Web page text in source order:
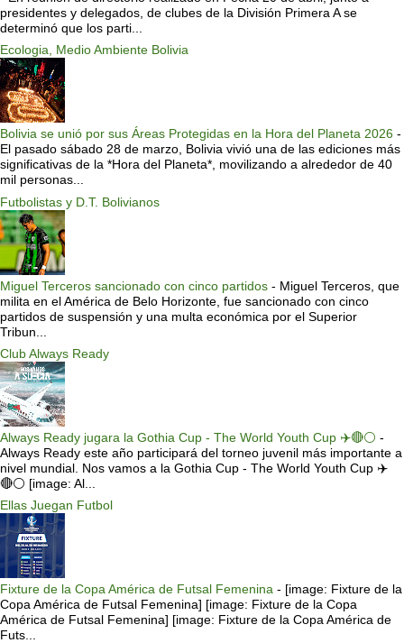
presidentes y delegados, de clubes de la División Primera A se
determinó que los parti...
Ecologia, Medio Ambiente Bolivia
Bolivia se unió por sus Áreas Protegidas en la Hora del Planeta 2026 -
El pasado sábado 28 de marzo, Bolivia vivió una de las ediciones más
significativas de la *Hora del Planeta*, movilizando a alrededor de 40
mil personas...
Futbolistas y D.T. Bolivianos
Miguel Terceros sancionado con cinco partidos - Miguel Terceros, que
milita en el América de Belo Horizonte, fue sancionado con cinco
partidos de suspensión y una multa económica por el Superior
Tribun...
Club Always Ready
Always Ready jugara la Gothia Cup - The World Youth Cup ✈️🔴⚪️ -
Always Ready este año participará del torneo juvenil más importante a
nivel mundial. Nos vamos a la Gothia Cup - The World Youth Cup ✈️
🔴⚪️ [image: Al...
Ellas Juegan Futbol
Fixture de la Copa América de Futsal Femenina - [image: Fixture de la
Copa América de Futsal Femenina] [image: Fixture de la Copa
América de Futsal Femenina] [image: Fixture de la Copa América de
Futs...